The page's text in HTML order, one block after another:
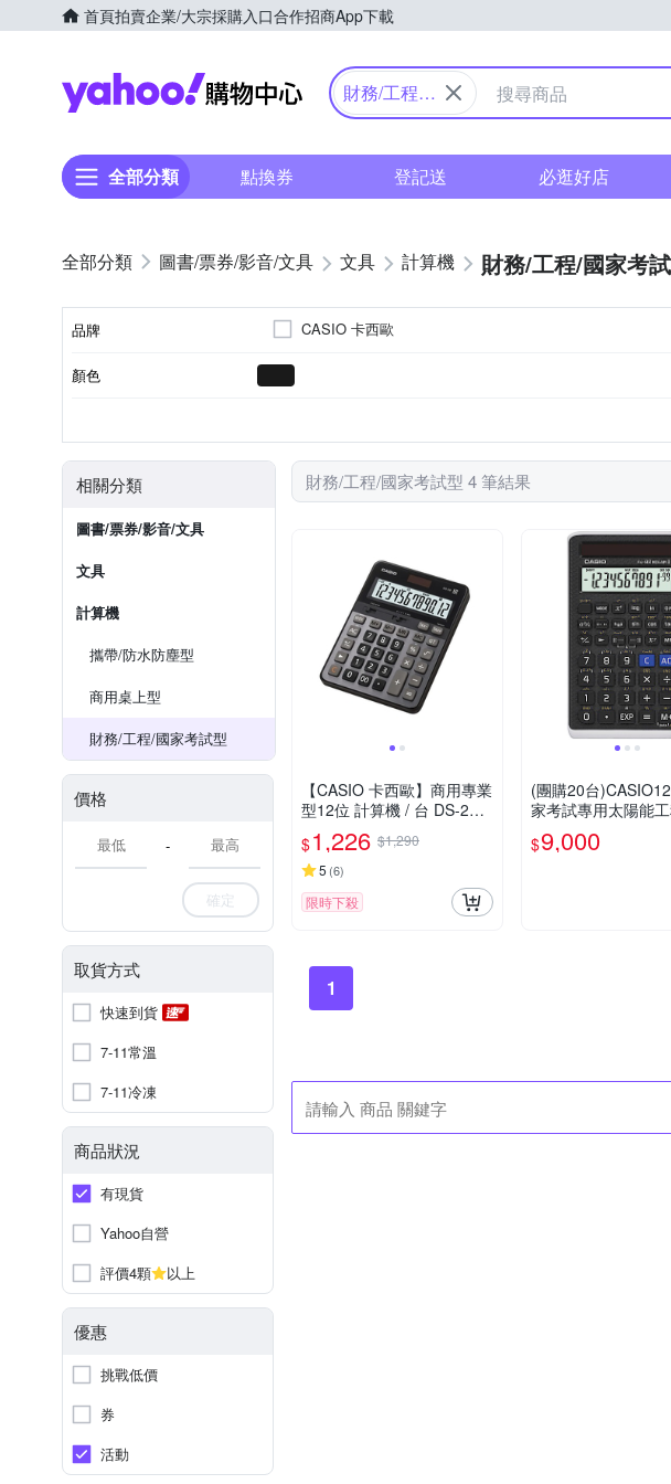
首頁拍賣企業/大宗採購入口合作招商App下載
Yahoo購物中心
財務/工程/
全部分類 點換券 登記送 必逛好店
圖書/票券/影音/文具 文具 計算機 財務/工程/國家考
品牌 CASIO 卡西歐
顏色
相關分類
圖書/票券/影音/文具
文具
計算機
攜帶/防水防塵型
商用桌上型
財務/工程/國家考試型
價格
-
確定
取貨方式
快速到貨
7-11常溫
7-11冷凍
商品狀況
有現貨
Yahoo自營
評價4顆
以上
優惠
挑戰低價
券
活動
財務/工程/國家考試型 4 筆結果
【CASIO 卡西歐】商用專業
型12位 計算機 / 台 DS-2B
(原型號 DS-2TS)
$1,226 $1,290
5 (6)
限時下殺
(團購20台
家考試專用太陽能
機-FX-82SOLARII
$9,000
1